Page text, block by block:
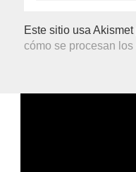
Este sitio usa
cómo se procesan